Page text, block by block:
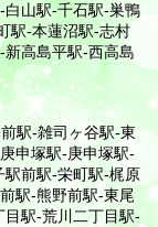
白山駅-千石駅-巣鴨
駅-本蓮沼駅-志村
高島平駅-西高島
駅-雑司ヶ谷駅-東
申塚駅-庚申塚駅-
前駅-栄町駅-梶原
駅-熊野前駅-東尾
目駅-荒川二丁目駅-